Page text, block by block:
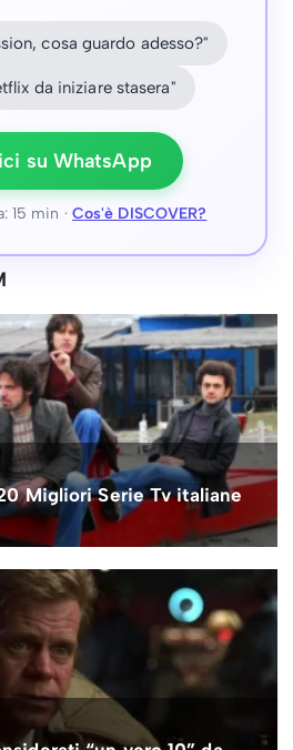
cosa guardo adesso?"
da iniziare stasera"
su WhatsApp
15 min · Cos'è DISCOVER?